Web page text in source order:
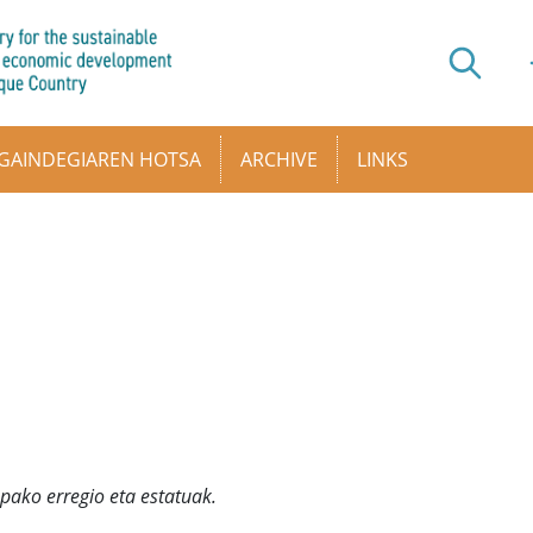
HOTSA ARCHIVE LINKS
erregio eta estatuak.